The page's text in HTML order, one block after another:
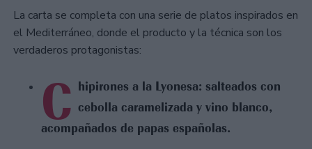
La carta se completa con una serie de platos inspirados en
el Mediterráneo, donde el producto y la técnica son los
verdaderos protagonistas:
C hipirones a la Lyonesa: salteados con
cebolla caramelizada y vino blanco,
acompañados de papas españolas.